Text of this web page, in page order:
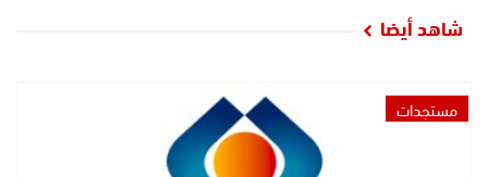
شاهد أيضا
مستجدات